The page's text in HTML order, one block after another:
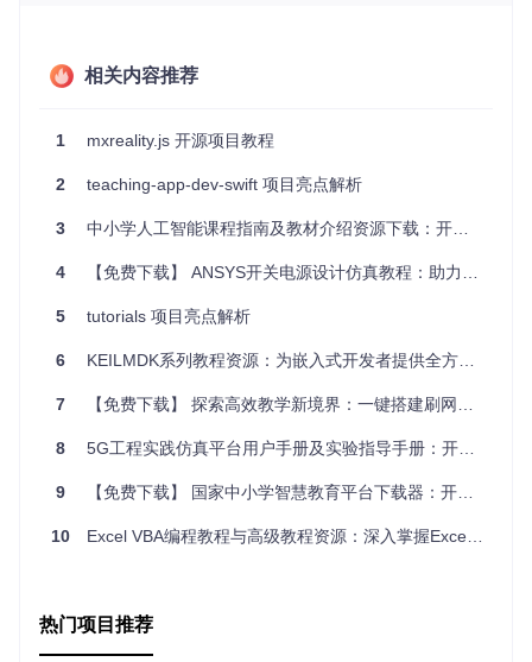
n.ts 。这个文件是项目的入口点，负责初始化项目并启动应
import { MxReality } from './MxReality'
const mxReality = new MxReality();
项目的配置文件介绍
项目的配置文件通常是config.json或config.ts，位于项
项，如服务器地址、端口号、日志级别等。
// config.json
"server" : {
"port": 3000
}
相关内容推荐
1 mxreality.js 开源项目教程
2 teaching-app-dev-swift 项目亮点解析
3 中小学人工智能课程指南及教材介绍资源下载：开启智能教育新篇章
4 【免费下载】 ANSYS开关电源设计仿真教程：助力电源设计，仿真无忧
5 tutorials 项目亮点解析
6 KEILMDK系列教程资源：为嵌入式开发者提供全方位教程支持
7 【免费下载】 探索高效教学新境界：一键搭建刷网课平台
8 5G工程实践仿真平台用户手册及实验指导手册：开启5G教学新篇章
9 【免费下载】 国家中小学智慧教育平台下载器：开启智慧教育新篇章
10 Excel VBA编程教程与高级教程资源：深入掌握Excel自动化利器
热门项目推荐